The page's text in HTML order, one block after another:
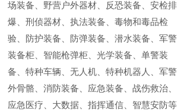
场装备、野营户外器材、反恐装备、安检排
爆、刑侦器材、执法装备、毒物和毒品检
验、防护装备、防弹装备、潜水装备、军警
装备柜、智能枪弹柜、光学装备、单警装
备、特种车辆、无人机、特种机器人、军警
外骨骼、消防装备、应急装备、战伤救治、
应急医疗、大数据、指挥通信、智慧安防等